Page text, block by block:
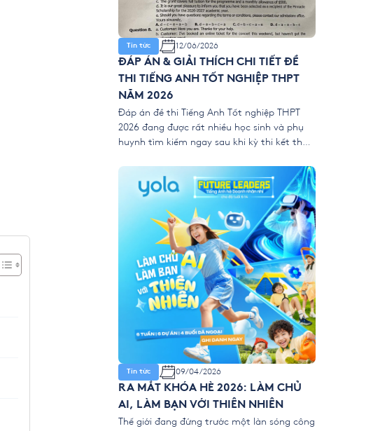
Tin tức 12/06/2026
ĐÁP ÁN & GIẢI THÍCH CHI TIẾT ĐỀ
THI TIẾNG ANH TỐT NGHIỆP THPT
NĂM 2026
Đáp án đề thi Tiếng Anh Tốt nghiệp THPT
2026 đang được rất nhiều học sinh và phụ
huynh tìm kiếm ngay sau khi kỳ thi kết thúc.
quả và đánh giá bài làm của mình, YOLA
cập nhật đề thi chính thức, đáp án tham
Tin tức 09/04/2026
RA MẮT KHÓA HÈ 2026: LÀM CHỦ
AI, LÀM BẠN VỚI THIÊN NHIÊN
Thế giới đang đứng trước một làn sóng công